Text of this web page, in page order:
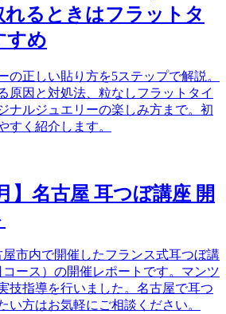
れるときはフラットタ
すめ
の正しい貼り方を5ステップで解説。
原因と対処法、粒なしフラットタイ
ナルジュエリーの楽しみ方まで。初
すく紹介します。
】名古屋 耳つぼ講座 開
屋市内で開催したフランス式耳つぼ講
ース）の開催レポートです。マンツ
技指導を行いました。名古屋で耳つ
い方はお気軽にご相談ください。